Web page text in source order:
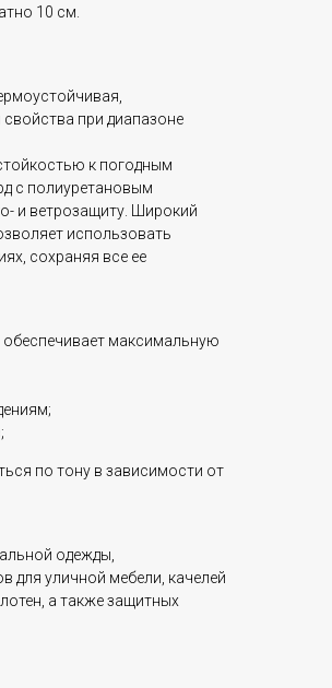
10 см.
пpи диапазoне
к погодным
с полиуретановым
и ветрозащиту. Широкий
использовать
сохраняя все ее
обеспечивает максимальную
по тону в зависимости от
одежды,
для уличной мебели, качелей
а также защитных